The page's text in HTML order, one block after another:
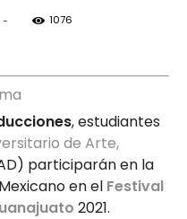
- 1076
, estudiantes
de Arte,
participarán en la
en el Festival
2021.